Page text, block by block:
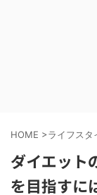
HOME >ライフスタ
ダイエット
を目指すに